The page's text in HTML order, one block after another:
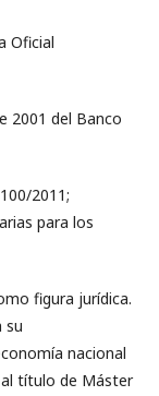
Oficial
2001 del Banco
2011;
para los
figura jurídica.
su
nacional
título de Máster